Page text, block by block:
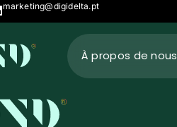
marketing@digidelta.pt
À propos de nous